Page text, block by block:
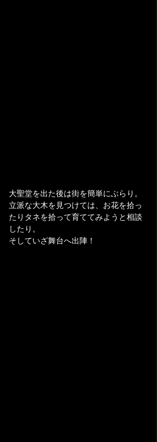
大聖堂を出た後は街を簡単にぶらり。
立派な大木を見つけては、お花を拾っ
たりタネを拾って育ててみようと相談
したり。
そしていざ舞台へ出陣！